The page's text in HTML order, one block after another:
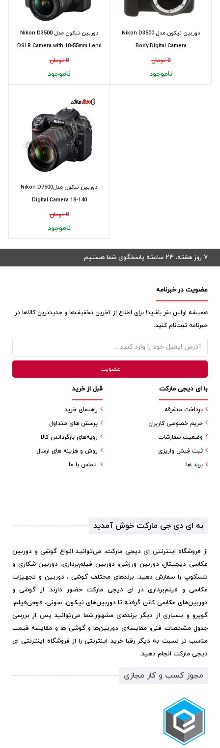
دوربین نیکون مدل Nikon D3500
DSLR Camera with 18-55mm Lens
0 تومان
ناموجود
دوربین نیکون مدل Nikon D3500
Body Digital Camera
0 تومان
ناموجود
دوربین نیکون مدلNikon D7500
Digital Camera 18-140
0 تومان
ناموجود
۷ روز هفته، ۲۴ ساعته پاسخگوی شما هستیم
عضویت در خبرنامه
همیشه اولین نفر باشید! برای اطلاع از آخرین تخفیف‌ها و جدیدترین کالاها در
خبرنامه ثبت‌نام کنید.
قبل از خرید
راهنمای خرید
پرسش های متداول
رویه‌های بازگرداندن کالا
روش و هزینه های ارسال
تماس با ما
با ای دیجی مارکت
پرداخت متفرقه
حریم خصوصی کاربران
وضعیت سفارشات
ثبت فیش واریزی
برند ها
به ای دی جی مارکت خوش آمدید
از فروشگاه اینترنتی ای دیجی مارکت، می‌توانید انواع گوشی و دوربین
عکاسی دیجیتال، دوربین ورزشی، دوربین فیلم‌برداری، دوربین شکاری و
تلسکوپ را سفارش دهید. برندهای مختلف گوشی ، دوربین و تجهیزات
عکاسی و فیلم‌برداری در ای دیجی مارکت حضور دارند. از گوشی و
دوربین‌های عکاسی کانن گرفته تا دوربین‌های نیکون، سونی، فوجی‌فیلم،
گوپرو و بسیاری از دیگر برندهای مشهور.شما می‌توانید پس از بررسی
جدول مشخصات فنی، مقایسه‌ی دوربین‌ها و گوشی ها و مقایسه قیمت
مناسب تر نسبت به دیگر رقبا خرید اینترنتی را از فروشگاه اینترنتی ای
دیجی مارکت انجام دهید.
مجوز کسب و کار مجازی